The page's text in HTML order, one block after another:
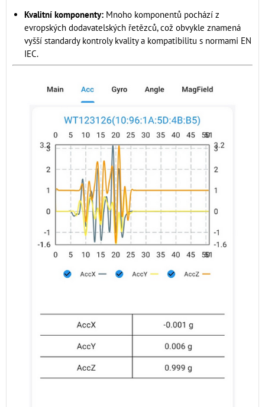
Kvalitní komponenty: Mnoho komponentů pochází z
evropských dodavatelských řetězců, což obvykle znamená
vyšší standardy kontroly kvality a kompatibilitu s normami EN
IEC.